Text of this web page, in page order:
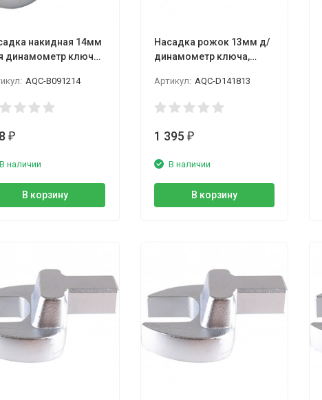
накидная 14мм
динамометр ключа,
AQC-B091214
₽
В наличии
В корзину
Насадка рожок 13мм д/
динамометр ключа,
LICOTA
Артикул: AQC-D141813
1 395 ₽
В наличии
В корзину